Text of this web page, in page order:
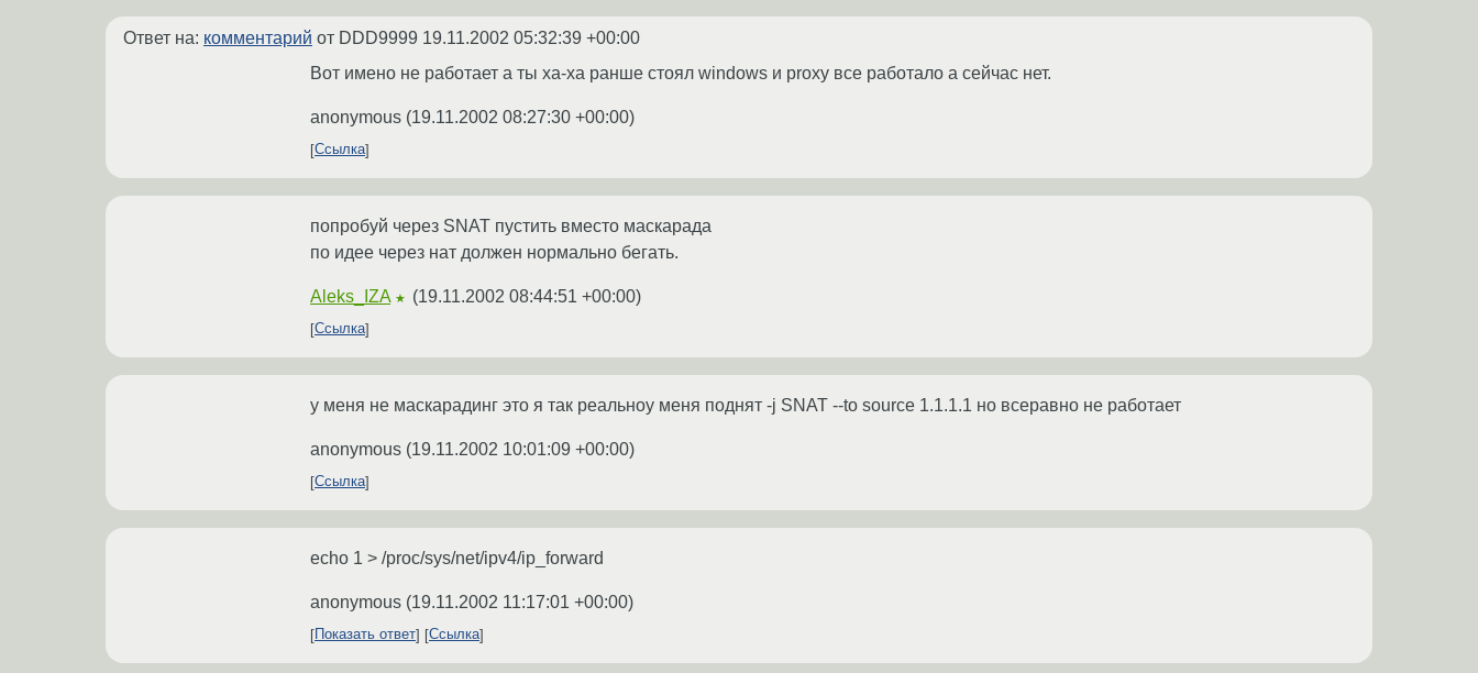
Ответ на: комментарий от DDD9999 19.11.2002 05:32:39 +00:00
Вот имено не работает а ты ха-ха ранше стоял windows и proxy все работало а сейчас нет.
anonymous (19.11.2002 08:27:30 +00:00)
Ссылка
попробуй через SNAT пустить вместо маскарада
по идее через нат должен нормально бегать.
Aleks_IZA ★ (19.11.2002 08:44:51 +00:00)
Ссылка
у меня не маскарадинг это я так реальноу меня поднят -j SNAT --to source 1.1.1.1 но всеравно не работает
anonymous (19.11.2002 10:01:09 +00:00)
Ссылка
echo 1 > /proc/sys/net/ipv4/ip_forward
anonymous (19.11.2002 11:17:01 +00:00)
Показать ответ Ссылка